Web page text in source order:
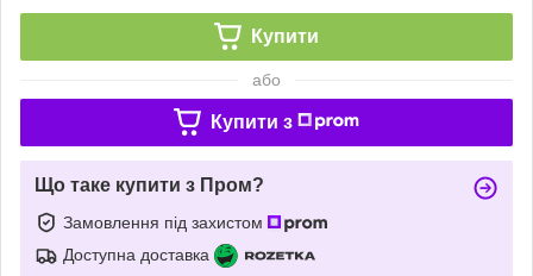
Купити
або
Купити з
Що таке купити з Пром?
Замовлення під захистом
Доступна доставка